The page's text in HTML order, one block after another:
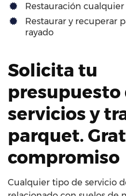
Restauración
Restaurar y recuperar
rayado
Solicita tu
presupuesto
servicios y
parquet.
compromiso
Cualquier tipo de servicio